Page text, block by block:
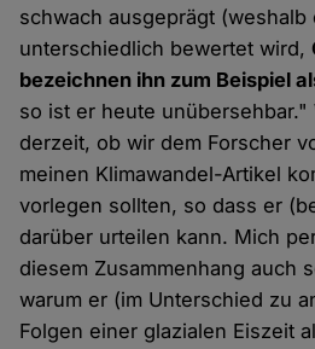
schwach ausgeprägt
unterschiedlich bewertet wird,
bezeichnen ihn zum Beispiel
so ist er heute unübersehbar."
derzeit, ob wir dem Forscher
meinen Klimawandel-Artikel
vorlegen sollten, so dass er
darüber urteilen kann. Mich
diesem Zusammenhang auch
warum er (im Unterschied zu
Folgen einer glazialen Eiszeit